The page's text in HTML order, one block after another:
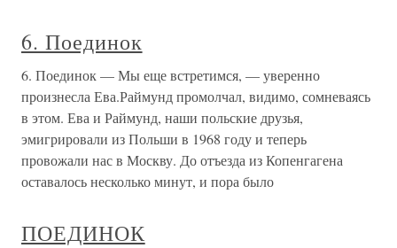
6. Поединок
6. Поединок — Мы еще встретимся, — уверенно
произнесла Ева.Раймунд промолчал, видимо, сомневаясь
в этом. Ева и Раймунд, наши польские друзья,
эмигрировали из Польши в 1968 году и теперь
провожали нас в Москву. До отъезда из Копенгагена
оставалось несколько минут, и пора было
ПОЕДИНОК